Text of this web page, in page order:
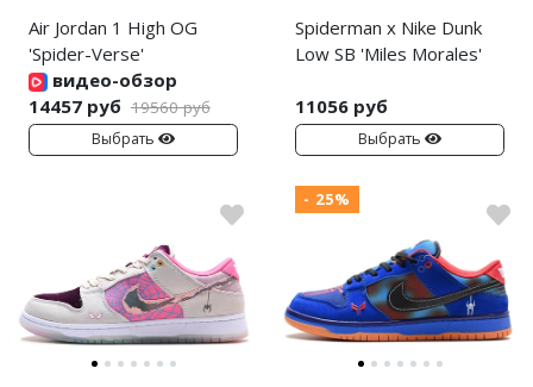
Air Jordan 1 High OG
'Spider-Verse'
видео-обзор
14457 руб 19560 руб
Выбрать
Spiderman x Nike Dunk
Low SB 'Miles Morales'
11056 руб
Выбрать
- 25%